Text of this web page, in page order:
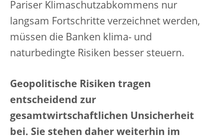
Pariser Klimaschutzabkommens nur
langsam Fortschritte verzeichnet werden,
müssen die Banken klima- und
naturbedingte Risiken besser steuern.
Geopolitische Risiken tragen
entscheidend zur
gesamtwirtschaftlichen Unsicherheit
bei. Sie stehen daher weiterhin im